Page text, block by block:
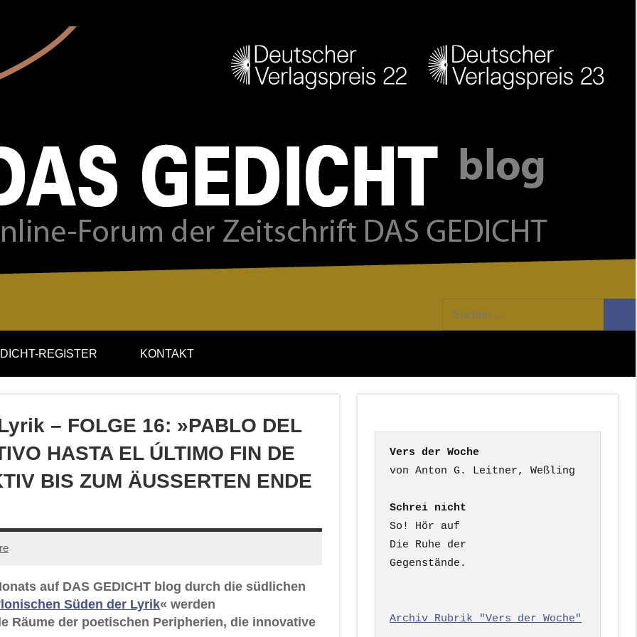
Suchen
nach:
REGISTER KONTAKT
– FOLGE 16: »PABLO DEL
HASTA EL ÚLTIMO FIN DE
BIS ZUM ÄUSSERTEN ENDE
auf DAS GEDICHT blog durch die südlichen
Süden der Lyrik« werden
Räume der poetischen Peripherien, die innovative
Vers der Woche
Schrei nicht
So! Hör auf
Die Ruhe der
Gegenstände.
Archiv Rubrik "Vers der Woche"